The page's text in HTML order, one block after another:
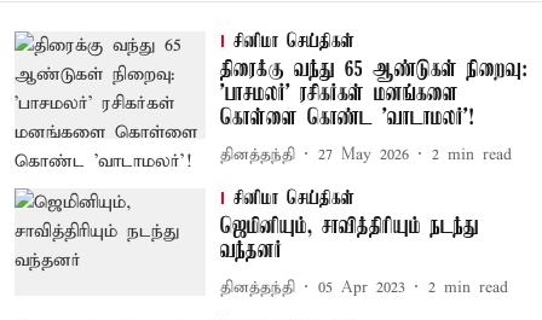
சினிமா செய்திகள்
திரைக்கு வந்து 65 ஆண்டுகள் நிறைவு:
'பாசமலர்' ரசிகர்கள் மனங்களை
கொள்ளை கொண்ட 'வாடாமலர்'!
தினத்தந்தி 27 May 2026 2 min read
சினிமா செய்திகள்
ஜெமினியும், சாவித்திரியும் நடந்து
வந்தனர்
தினத்தந்தி 05 Apr 2023 2 min read